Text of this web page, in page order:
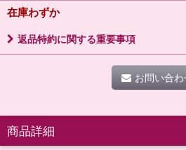
在庫わずか
返品特約に関する重要事項
お問い合わ
商品詳細